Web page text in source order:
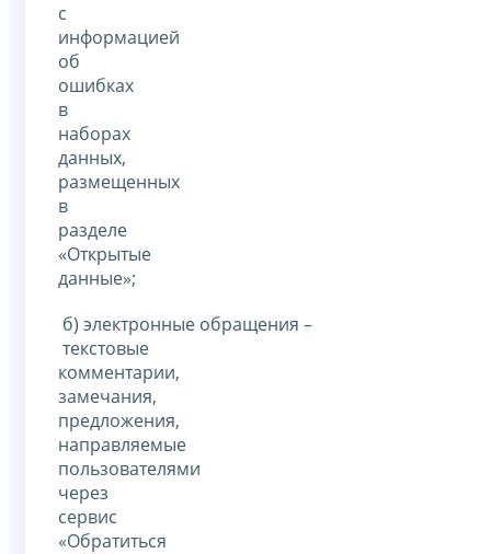
с
информацией
об
ошибках
в
наборах
данных,
размещенных
в
разделе
«Открытые
данные»;
б) электронные обращения –
текстовые
комментарии,
замечания,
предложения,
направляемые
пользователями
через
сервис
«Обратиться